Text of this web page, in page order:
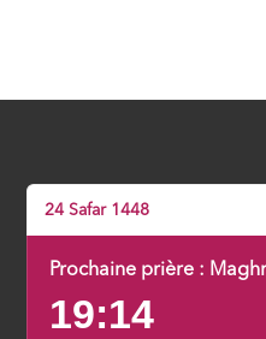
24 Safar 1448
Prochaine prière :
19:14